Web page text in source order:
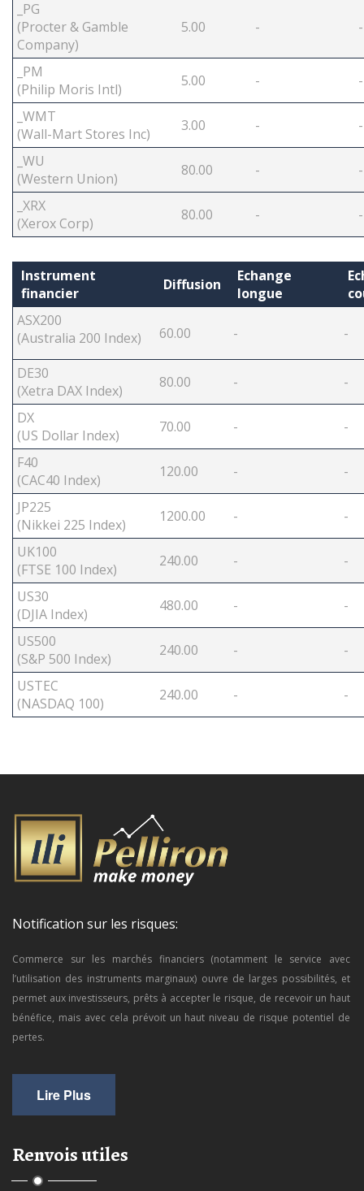
_PG
(Procter & Gamble
Company)
5.00 - -
_PM
(Philip Moris Intl)
5.00 -
-
_WMT
(Wall-Mart Stores Inc)
3.00 -
_WU
(Western Union)
80.00 -
-
_XRX
(Xerox Corp)
80.00 - -
Instrument
financier
Diffusion
Echange
longue
ASX200
(Australia 200 Index)
60.00 - -
DE30
(Xetra DAX Index)
80.00 -
-
DX
(US Dollar Index)
70.00 -
-
F40
(CAC40 Index)
120.00 -
-
JP225
(Nikkei 225 Index)
1200.00 -
-
UK100
(FTSE 100 Index)
240.00 -
-
US30
(DJIA Index)
480.00 -
-
US500
(S&P 500 Index)
240.00 -
-
USTEC
(NASDAQ 100)
240.00 - -
Notification sur les risques:
Commerce sur les marchés financiers (notamment le service avec
l’utilisation des instruments marginaux) ouvre de larges possibilités, et
permet aux investisseurs, prêts à accepter le risque, de recevoir un haut
bénéfice, mais avec cela prévoit un haut niveau de risque potentiel de
pertes.
Lire Plus
Renvois utiles